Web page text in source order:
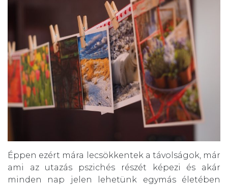
Éppen ezért mára lecsökkentek a távolságok, már
ami az utazás pszichés részét képezi és akár
minden nap jelen lehetünk egymás életében